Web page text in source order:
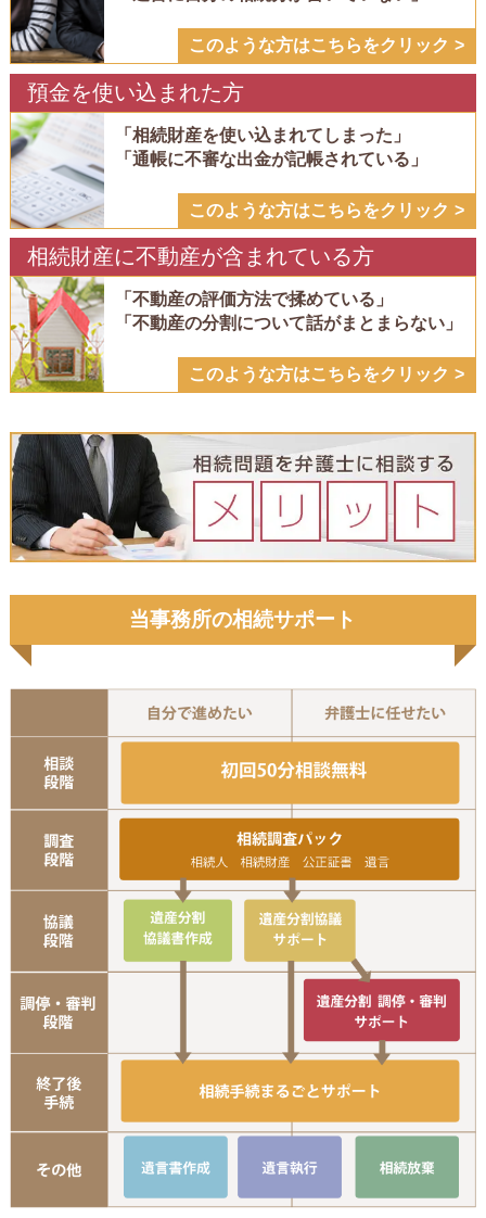
このような方はこちらをクリック
預金を使い込まれた方
「相続財産を使い込まれてしまった」
「通帳に不審な出金が記帳されている」
このような方はこちらをクリック
相続財産に不動産が含まれている方
「不動産の評価方法で揉めている」
「不動産の分割について話がまとまらない」
このような方はこちらをクリック
当事務所の相続サポート
協議書作成 遺産分割協議サ